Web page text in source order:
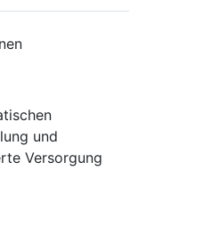
und
Versorgung